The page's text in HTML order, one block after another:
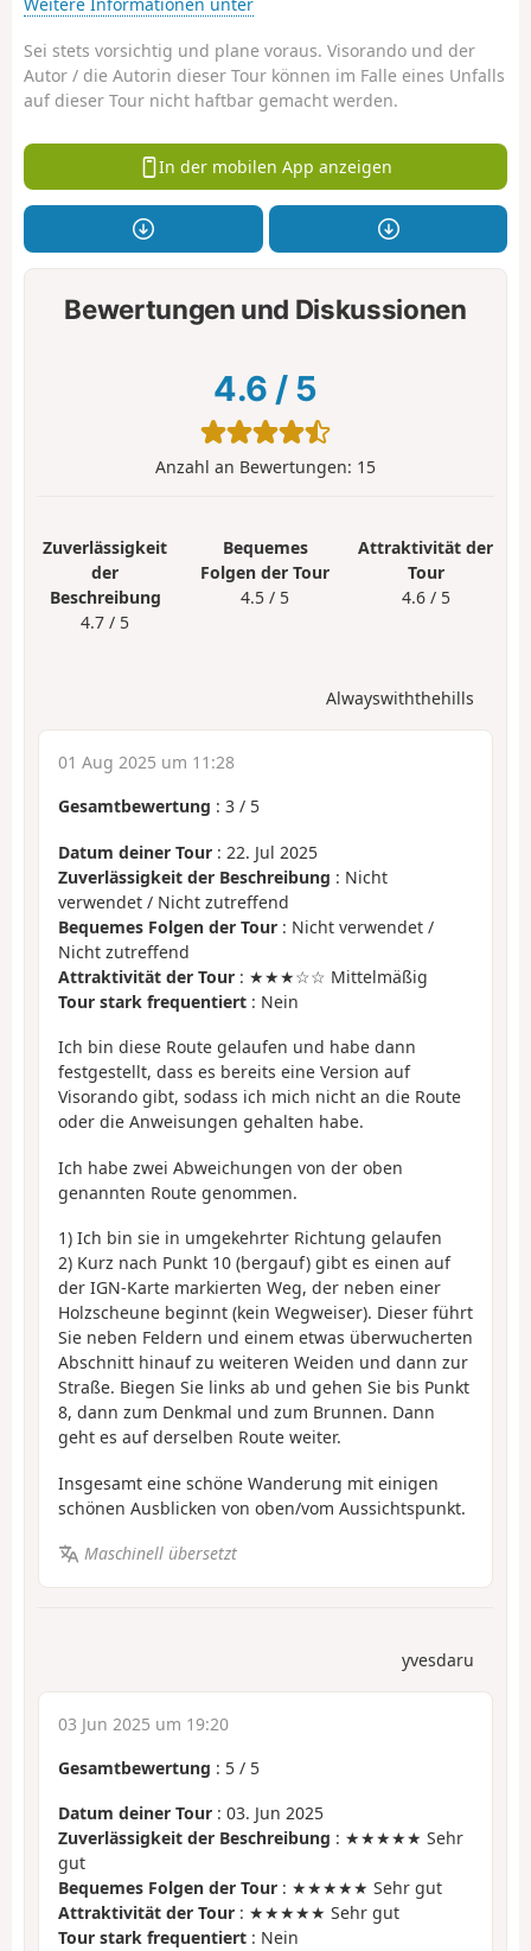
Weitere Informationen unter
Sei stets vorsichtig und plane voraus. Visorando und der
Autor / die Autorin dieser Tour können im Falle eines Unfalls
auf dieser Tour nicht haftbar gemacht werden.
In der mobilen App anzeigen
Bewertungen und Diskussionen
4.6 / 5
Anzahl an Bewertungen: 15
Zuverlässigkeit
der
Beschreibung
4.7 / 5
Bequemes
Folgen der Tour
4.5 / 5
Attraktivität der
Tour
4.6 / 5
Alwayswiththehills
01 Aug 2025 um 11:28
Gesamtbewertung : 3 / 5
Datum deiner Tour : 22. Jul 2025
Zuverlässigkeit der Beschreibung : Nicht
verwendet / Nicht zutreffend
Bequemes Folgen der Tour : Nicht verwendet /
Nicht zutreffend
Attraktivität der Tour : ★★★☆☆ Mittelmäßig
Tour stark frequentiert : Nein
Ich bin diese Route gelaufen und habe dann
festgestellt, dass es bereits eine Version auf
Visorando gibt, sodass ich mich nicht an die Route
oder die Anweisungen gehalten habe.
Ich habe zwei Abweichungen von der oben
genannten Route genommen.
1) Ich bin sie in umgekehrter Richtung gelaufen
2) Kurz nach Punkt 10 (bergauf) gibt es einen auf
der IGN-Karte markierten Weg, der neben einer
Holzscheune beginnt (kein Wegweiser). Dieser führt
Sie neben Feldern und einem etwas überwucherten
Abschnitt hinauf zu weiteren Weiden und dann zur
Straße. Biegen Sie links ab und gehen Sie bis Punkt
8, dann zum Denkmal und zum Brunnen. Dann
geht es auf derselben Route weiter.
Insgesamt eine schöne Wanderung mit einigen
schönen Ausblicken von oben/vom Aussichtspunkt.
Maschinell übersetzt
yvesdaru
03 Jun 2025 um 19:20
Gesamtbewertung : 5 / 5
Datum deiner Tour : 03. Jun 2025
Zuverlässigkeit der Beschreibung : ★★★★★ Sehr
gut
Bequemes Folgen der Tour : ★★★★★ Sehr gut
Attraktivität der Tour : ★★★★★ Sehr gut
Tour stark frequentiert : Nein